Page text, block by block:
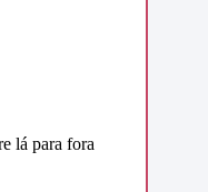
lá para fora